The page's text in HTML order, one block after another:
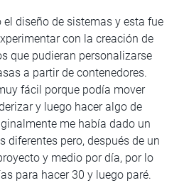
diseño de sistemas y esta fue
con la creación de
que pudieran personalizarse
a partir de contenedores.
fácil porque podía mover
y luego hacer algo de
me había dado un
diferentes pero, después de un
y medio por día, por lo
para hacer 30 y luego paré.